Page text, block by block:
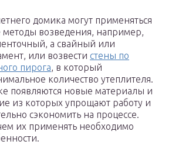
домика могут применяться
возведения, например,
а свайный или
или возвести стены по
пирога, в который
количество утеплителя.
появляются новые материалы и
из которых упрощают работу и
сэкономить на процессе.
их применять необходимо